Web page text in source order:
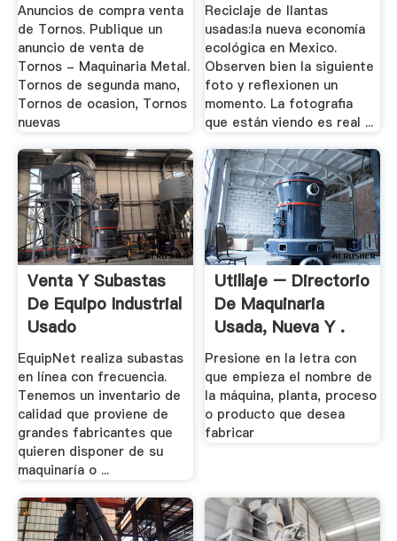
Anuncios de compra venta
de Tornos. Publique un
anuncio de venta de
Tornos - Maquinaria Metal.
Tornos de segunda mano,
Tornos de ocasion, Tornos
nuevas
Reciclaje de llantas
usadas:la nueva economía
ecológica en Mexico.
Observen bien la siguiente
foto y reflexionen un
momento. La fotografia
que están viendo es real ...
Venta Y Subastas
De Equipo Industrial
Usado
EquipNet realiza subastas
en línea con frecuencia.
Tenemos un inventario de
calidad que proviene de
grandes fabricantes que
quieren disponer de su
maquinaría o ...
Utillaje – Directorio
De Maquinaria
Usada, Nueva Y .
Presione en la letra con
que empieza el nombre de
la máquina, planta, proceso
o producto que desea
fabricar